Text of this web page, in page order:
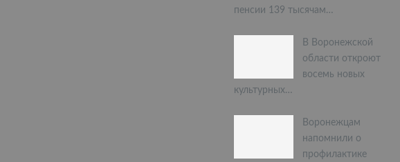
пенсии 139 тысячам…
В Воронежской
области откроют
восемь новых
культурных…
Воронежцам
напомнили о
профилактике